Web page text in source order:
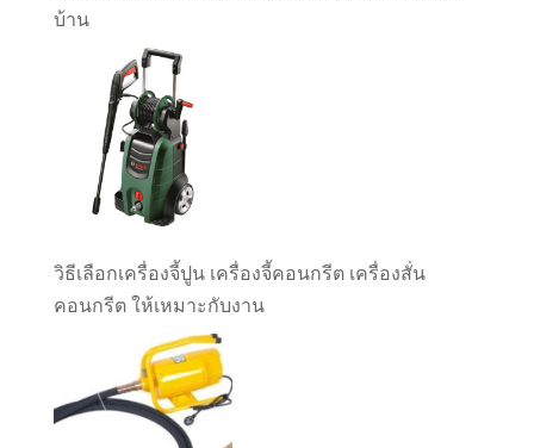
บ้าน
วิธีเลือกเครื่องจี้ปูน เครื่องจี้คอนกรีต เครื่องสั่น
คอนกรีต ให้เหมาะกับงาน